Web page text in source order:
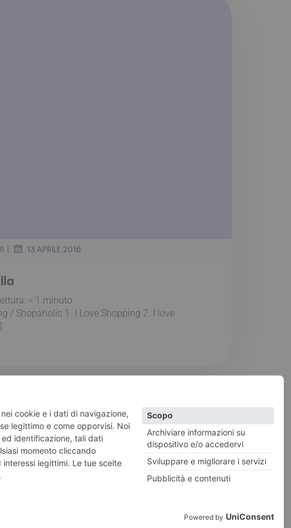
| 13 APRILE 2016
< 1 minuto
/ Shopaholic 1. I Love Shopping 2. I love
-